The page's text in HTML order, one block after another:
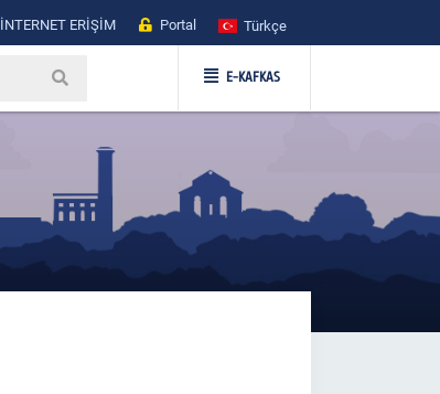
İNTERNET ERİŞİM Portal Türkçe
E-KAFKAS